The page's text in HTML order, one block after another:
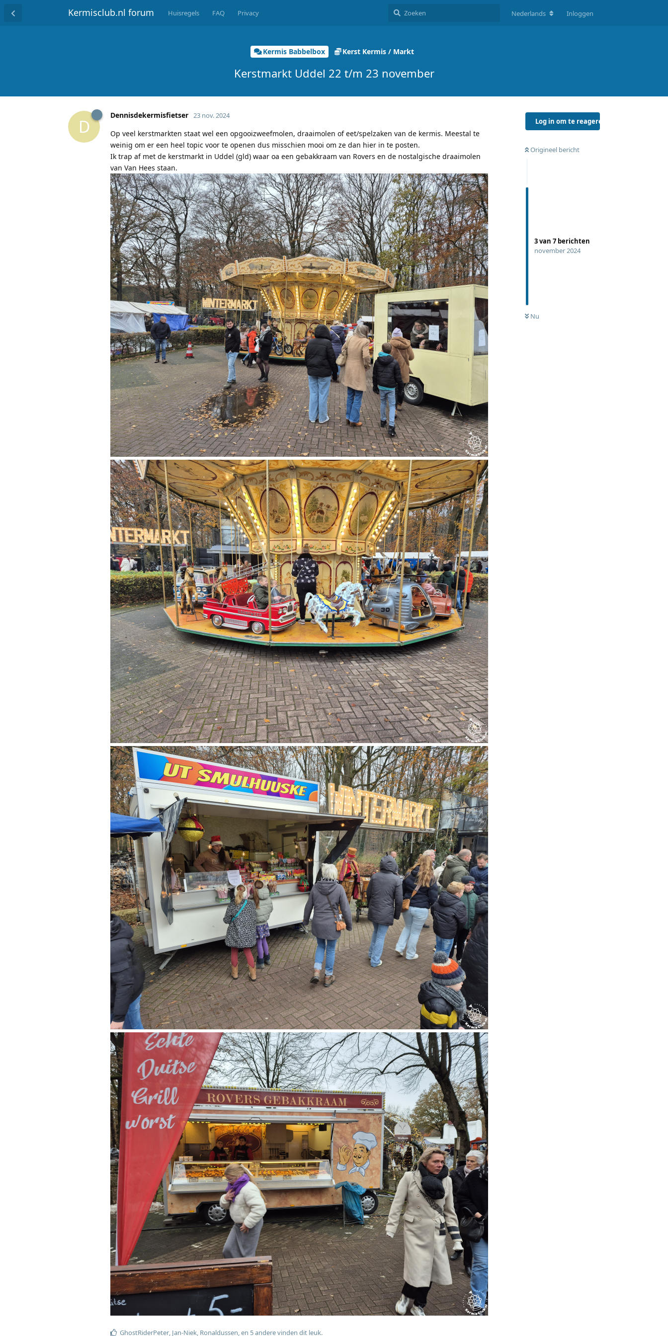
Kermisclub.nl forum Huisregels FAQ Privacy Nederlands Inloggen
Kermis Babbelbox Kerst Kermis / Markt
Kerstmarkt Uddel 22 t/m 23 november
Log in om te reageren
Origineel bericht
3van 7 berichten
november 2024
Nu
D
Dennisdekermisfietser 23 nov. 2024
Op veel kerstmarkten staat wel een opgooizweefmolen, draaimolen of eet/spelzaken van de kermis. Meestal te
weinig om er een heel topic voor te openen dus misschien mooi om ze dan hier in te posten.
Ik trap af met de kerstmarkt in Uddel (gld) waar oa een gebakkraam van Rovers en de nostalgische draaimolen
van Van Hees staan.
GhostRiderPeter, Jan-Niek, Ronaldussen, en 5anderevinden dit leuk.